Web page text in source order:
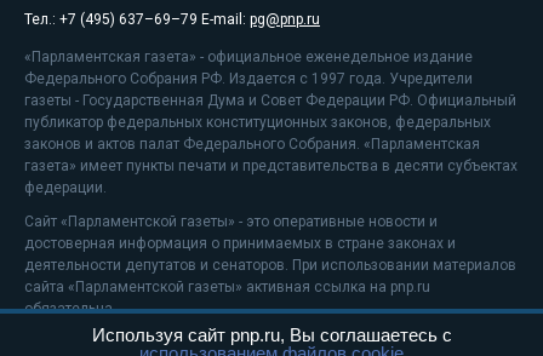
Тел.: +7 (495) 637–69–79 E-mail: pg@pnp.ru
«Парламентская газета» - официальное еженедельное издание
Федерального Собрания РФ. Издается с 1997 года. Учредители
газеты - Государственная Дума и Совет Федерации РФ. Официальный
публикатор федеральных конституционных законов, федеральных
законов и актов палат Федерального Собрания. «Парламентская
газета» имеет пункты печати и представительства в десяти субъектах
федерации.
Сайт «Парламентской газеты» - это оперативные новости и
достоверная информация о принимаемых в стране законах и
деятельности депутатов и сенаторов. При использовании материалов
сайта «Парламентской газеты» активная ссылка на pnp.ru
обязательна.
На информационном ресурсе применяютсярекомендательные
Используя сайт pnp.ru, Вы соглашаетесь с